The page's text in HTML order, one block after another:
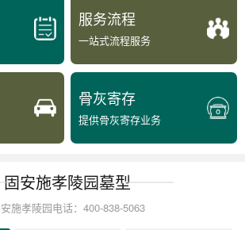
服务流程
一站式流程服务
骨灰寄存
提供骨灰寄存业务
固安施孝陵园墓型
施孝陵园电话：400-838-5063